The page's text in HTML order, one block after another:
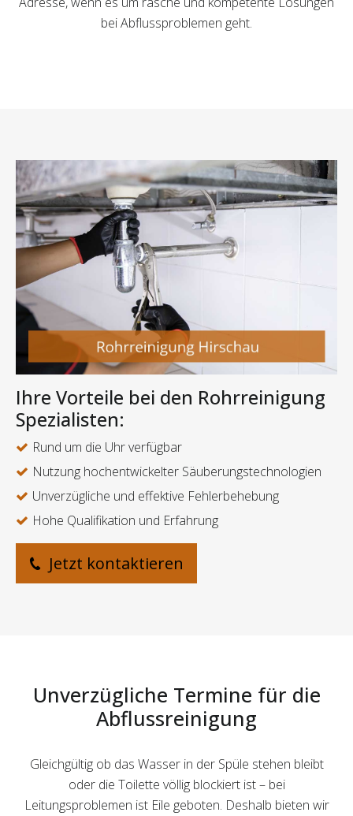
bei Abflussproblemen geht.
Ihre Vorteile bei den Rohrreinigung
Spezialisten:
Rund um die Uhr verfügbar
Nutzung hochentwickelter Säuberungstechnologien
Unverzügliche und effektive Fehlerbehebung
Hohe Qualifikation und Erfahrung
Jetzt kontaktieren
Unverzügliche Termine für die
Abflussreinigung
Gleichgültig ob das Wasser in der Spüle stehen bleibt
oder die Toilette völlig blockiert ist – bei
Leitungsproblemen ist Eile geboten. Deshalb bieten wir